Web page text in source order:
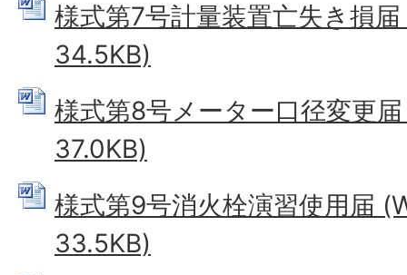
様式第7号計量装置亡失き損
34.5KB)
様式第8号メーター口径変更
37.0KB)
様式第9号消火栓演習使用届
33.5KB)